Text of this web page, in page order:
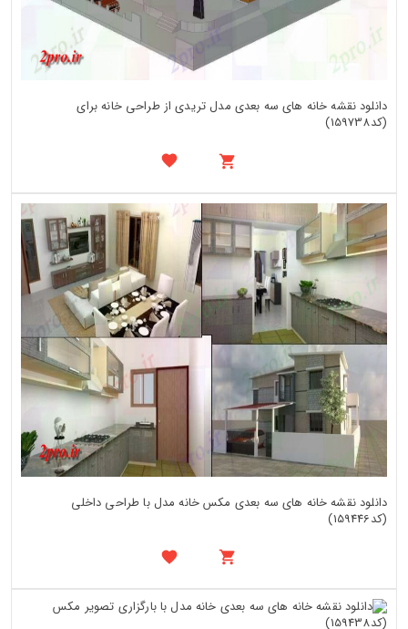
دانلود نقشه خانه های سه بعدی مدل تریدی از طراحی خانه برای
(کد159738)
دانلود نقشه خانه های سه بعدی مکس خانه مدل با طراحی داخلی
(کد159446)